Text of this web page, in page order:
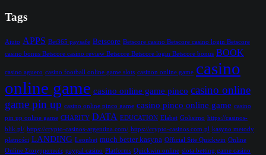
Tags
Aiuto APPS Bet365 paysafe Betscore Betscore casino Betscore casino login Betscore
casino bonus Betscore casino review Betscore Betscore login Betscore bonus BOOK
casino aguero casino football online game slots casinon online game casino
online game casino online game pinco casino online
game pin up casino online pinco game casino pinco online game casino
pin up online game CHARITY DATA EDUCATION Elabet Golisimo https://casinos-
blik.pl/ https://crypto-casinos-argentina.com/ https://crypto-casinos.com.pl kasyno metody
płatności LANDING Leonbet much better kasyna Official Site Quickwin Online
Online Στοιχηματικές paypal casino Platforms Quickwin online slota betting game casino